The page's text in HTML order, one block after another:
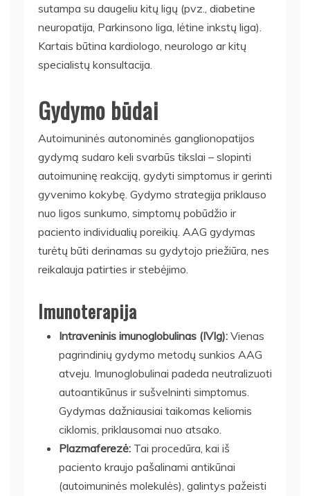
sutampa su daugeliu kitų ligų (pvz., diabetine
neuropatija, Parkinsono liga, lėtine inkstų liga).
Kartais būtina kardiologo, neurologo ar kitų
specialistų konsultacija.
Gydymo būdai
Autoimuninės autonominės ganglionopatijos
gydymą sudaro keli svarbūs tikslai – slopinti
autoimuninę reakciją, gydyti simptomus ir gerinti
gyvenimo kokybę. Gydymo strategija priklauso
nuo ligos sunkumo, simptomų pobūdžio ir
paciento individualių poreikių. AAG gydymas
turėtų būti derinamas su gydytojo priežiūra, nes
reikalauja patirties ir stebėjimo.
Imunoterapija
Intraveninis imunoglobulinas (IVIg): Vienas
pagrindinių gydymo metodų sunkios AAG
atveju. Imunoglobulinai padeda neutralizuoti
autoantikūnus ir sušvelninti simptomus.
Gydymas dažniausiai taikomas keliomis
ciklomis, priklausomai nuo atsako.
Plazmaferezė: Tai procedūra, kai iš
paciento kraujo pašalinami antikūnai
(autoimuninės molekulės), galintys pažeisti